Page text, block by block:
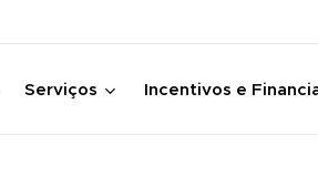
Serviços Incentivos e